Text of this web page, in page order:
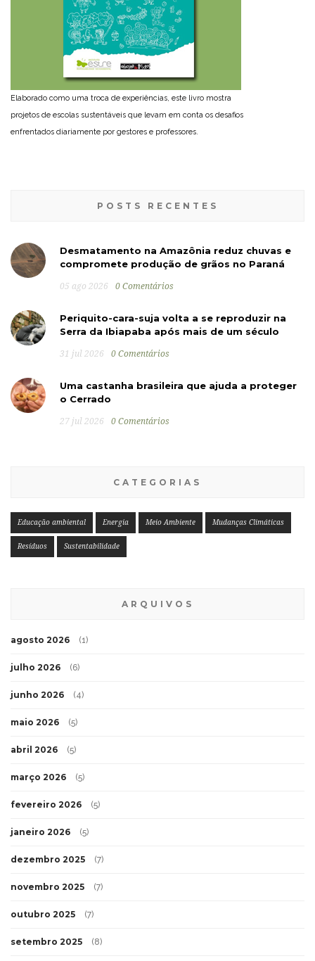
Elaborado como uma troca de experiências, este livro mostra
projetos de escolas sustentáveis que levam em conta os desafios
enfrentados diariamente por gestores e professores.
POSTS RECENTES
Desmatamento na Amazônia reduz chuvas e
compromete produção de grãos no Paraná
05 ago 2026 0 Comentários
Periquito-cara-suja volta a se reproduzir na
Serra da Ibiapaba após mais de um século
31 jul 2026 0 Comentários
Uma castanha brasileira que ajuda a proteger
o Cerrado
27 jul 2026 0 Comentários
CATEGORIAS
Educação ambiental Energia Meio Ambiente Mudanças Climáticas
Resíduos Sustentabilidade
ARQUIVOS
agosto 2026 (1)
julho 2026 (6)
junho 2026 (4)
maio 2026 (5)
abril 2026 (5)
março 2026 (5)
fevereiro 2026 (5)
janeiro 2026 (5)
dezembro 2025 (7)
novembro 2025 (7)
outubro 2025 (7)
setembro 2025 (8)